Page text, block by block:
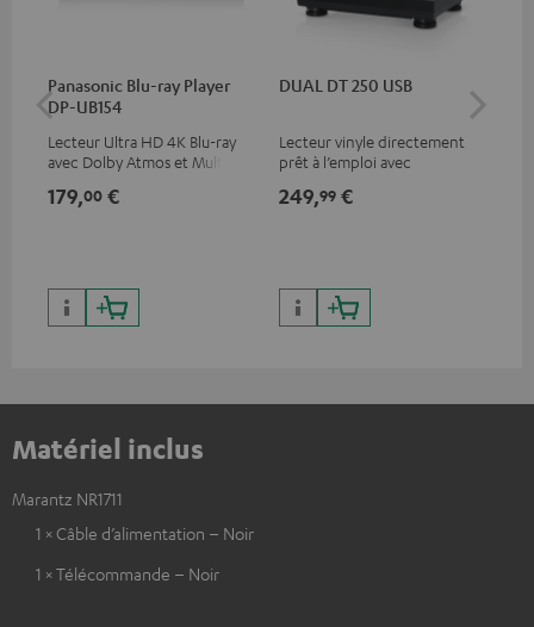
Panasonic Blu-ray Player
DP-UB154
Lecteur Ultra HD 4K Blu-ray
avec Dolby Atmos et Multi
qualité d’image incroyable et
179,00 €
DUAL DT 250 USB
Lecteur vinyle directement
prêt à l’emploi avec
conçu pour 33 et 45 tours
249,99 €
Matériel inclus
Marantz NR1711
1 × Câble d’alimentation – Noir
1 × Télécommande – Noir